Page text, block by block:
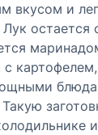
вкусом и
Лук
с